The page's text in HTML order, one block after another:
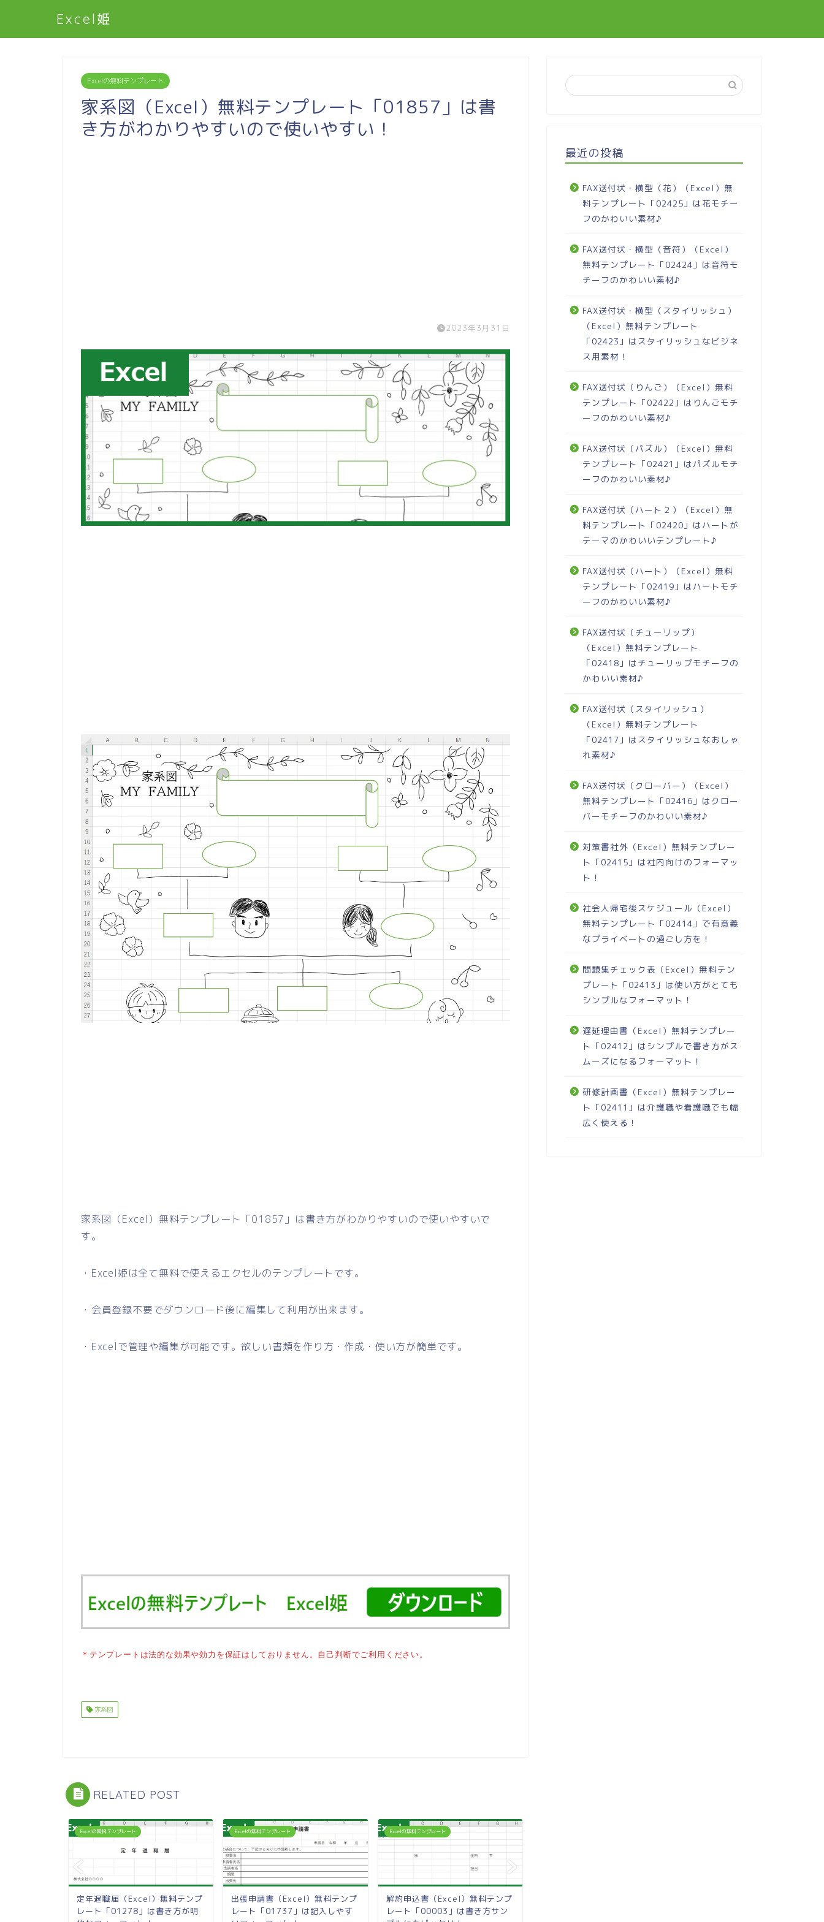
Excel姫
Excelの無料テンプレート
家系図（Excel）無料テンプレート「01857」は書
き方がわかりやすいので使いやすい！
2023年3月31日
家系図（Excel）無料テンプレート「01857」は書き方がわかりやすいので使いやすいで
す。
・Excel姫は全て無料で使えるエクセルのテンプレートです。
・会員登録不要でダウンロード後に編集して利用が出来ます。
・Excelで管理や編集が可能です。欲しい書類を作り方・作成・使い方が簡単です。
＊テンプレートは法的な効果や効力を保証はしておりません。自己判断でご利用ください。
家系図
RELATED POST
Excelの無料テンプレート
定年退職届（Excel）無料テンプ
レート「01278」は書き方が明
Excelの無料テンプレート
出張申請書（Excel）無料テンプ
レート「01737」は記入しやす
Excelの無料テンプレート
解約申込書（Excel）無料テンプ
レート「00003」は書き方サン
最近の投稿
FAX送付状・横型（花）（Excel）無
料テンプレート「02425」は花モチー
フのかわいい素材♪
FAX送付状・横型（音符）（Excel）
無料テンプレート「02424」は音符モ
チーフのかわいい素材♪
FAX送付状・横型（スタイリッシュ）
（Excel）無料テンプレート
「02423」はスタイリッシュなビジネ
ス用素材！
FAX送付状（りんご）（Excel）無料
テンプレート「02422」はりんごモチ
ーフのかわいい素材♪
FAX送付状（パズル）（Excel）無料
テンプレート「02421」はパズルモチ
ーフのかわいい素材♪
FAX送付状（ハート２）（Excel）無
料テンプレート「02420」はハートが
テーマのかわいいテンプレート♪
FAX送付状（ハート）（Excel）無料
テンプレート「02419」はハートモチ
ーフのかわいい素材♪
FAX送付状（チューリップ）
（Excel）無料テンプレート
「02418」はチューリップモチーフの
かわいい素材♪
FAX送付状（スタイリッシュ）
（Excel）無料テンプレート
「02417」はスタイリッシュなおしゃ
れ素材♪
FAX送付状（クローバー）（Excel）
無料テンプレート「02416」はクロー
バーモチーフのかわいい素材♪
対策書社外（Excel）無料テンプレー
ト「02415」は社内向けのフォーマッ
ト！
社会人帰宅後スケジュール（Excel）
無料テンプレート「02414」で有意義
なプライベートの過ごし方を！
問題集チェック表（Excel）無料テン
プレート「02413」は使い方がとても
シンプルなフォーマット！
遅延理由書（Excel）無料テンプレー
ト「02412」はシンプルで書き方がス
ムーズになるフォーマット！
研修計画書（Excel）無料テンプレー
ト「02411」は介護職や看護職でも幅
広く使える！